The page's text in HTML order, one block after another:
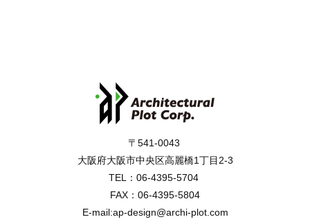
〒541-0043
大阪府大阪市中央区高麗橋1丁目2-3
TEL：06-4395-5704
FAX：06-4395-5804
E-mail:ap-design@archi-plot.com